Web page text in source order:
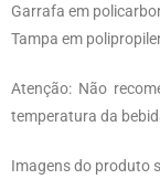
Garrafa em
Tampa em
Atenção: Não
temperatura da
Imagens do produto